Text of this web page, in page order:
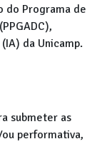
do Programa de
da Unicamp.
submeter as
performativa,